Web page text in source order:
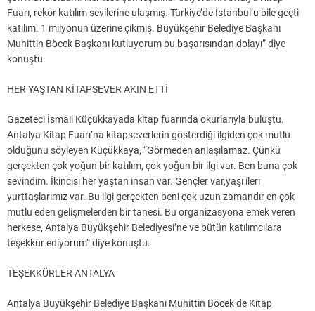
Fuarı, rekor katılım sevilerine ulaşmış. Türkiye’de İstanbul’u bile geçti
katılım. 1 milyonun üzerine çıkmış. Büyükşehir Belediye Başkanı
Muhittin Böcek Başkanı kutluyorum bu başarısından dolayı” diye
konuştu.
HER YAŞTAN KİTAPSEVER AKIN ETTİ
Gazeteci İsmail Küçükkayada kitap fuarında okurlarıyla buluştu.
Antalya Kitap Fuarı’na kitapseverlerin gösterdiği ilgiden çok mutlu
olduğunu söyleyen Küçükkaya, “Görmeden anlaşılamaz. Çünkü
gerçekten çok yoğun bir katılım, çok yoğun bir ilgi var. Ben buna çok
sevindim. İkincisi her yaştan insan var. Gençler var,yaşı ileri
yurttaşlarımız var. Bu ilgi gerçekten beni çok uzun zamandır en çok
mutlu eden gelişmelerden bir tanesi. Bu organizasyona emek veren
herkese, Antalya Büyükşehir Belediyesi’ne ve bütün katılımcılara
teşekkür ediyorum” diye konuştu.
TEŞEKKÜRLER ANTALYA
Antalya Büyükşehir Belediye Başkanı Muhittin Böcek de Kitap